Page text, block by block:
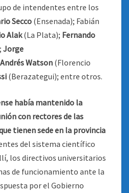
de intendentes entre los
Secco (Ensenada); Fabián
Alak(La Plata); Fernando
Jorge
Andrés Watson (Florencio
(Berazategui); entre otros.
había mantenido la
con rectores de las
tienen sede en la provincia
del sistema científico
los directivos universitarios
de funcionamiento ante la
por el Gobierno